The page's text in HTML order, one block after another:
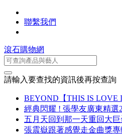
聯繫我們
滾石購物網
請輸入要查找的資訊後再按查詢
BEYOND【THIS IS LOVE
經典閃耀 ! 張學友廣東精選
五月天回到那一天重回大
張震嶽跟著感覺走金曲獎